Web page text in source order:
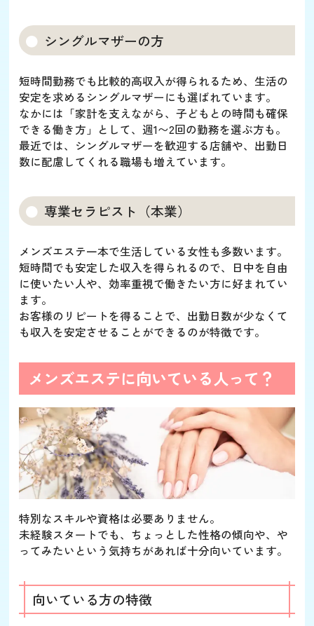
シングルマザーの方
短時間勤務でも比較的高収入が得られるため、生活の
安定を求めるシングルマザーにも選ばれています。
なかには「家計を支えながら、子どもとの時間も確保
できる働き方」として、週1〜2回の勤務を選ぶ方も。
最近では、シングルマザーを歓迎する店舗や、出勤日
数に配慮してくれる職場も増えています。
専業セラピスト（本業）
メンズエステ一本で生活している女性も多数います。
短時間でも安定した収入を得られるので、日中を自由
に使いたい人や、効率重視で働きたい方に好まれてい
ます。
お客様のリピートを得ることで、出勤日数が少なくて
も収入を安定させることができるのが特徴です。
メンズエステに向いている人って？
特別なスキルや資格は必要ありません。
未経験スタートでも、ちょっとした性格の傾向や、や
ってみたいという気持ちがあれば十分向いています。
向いている方の特徴